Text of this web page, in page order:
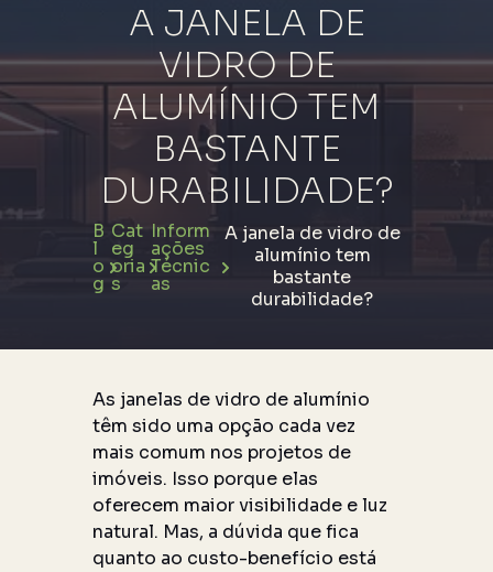
A JANELA DE
VIDRO DE
ALUMÍNIO TEM
BASTANTE
DURABILIDADE?
B
l
o
g
Cat
eg
oria
s
Inform
ações
Técnic
as
A janela de vidro de
alumínio tem
bastante
durabilidade?
As janelas de vidro de alumínio
têm sido uma opção cada vez
mais comum nos projetos de
imóveis. Isso porque elas
oferecem maior visibilidade e luz
natural. Mas, a dúvida que fica
quanto ao custo-benefício está